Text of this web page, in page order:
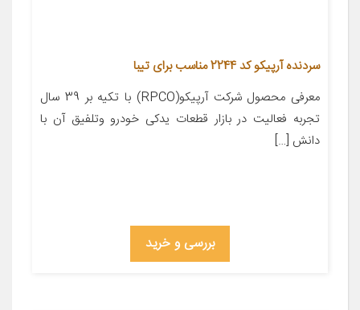
سردنده آرپیکو کد 2244 مناسب برای تیبا
معرفی محصول شرکت آرپیکو(RPCO) با تکیه بر 39 سال
تجربه فعالیت در بازار قطعات یدکی خودرو وتلفیق آن با
دانش […]
بررسی و خرید